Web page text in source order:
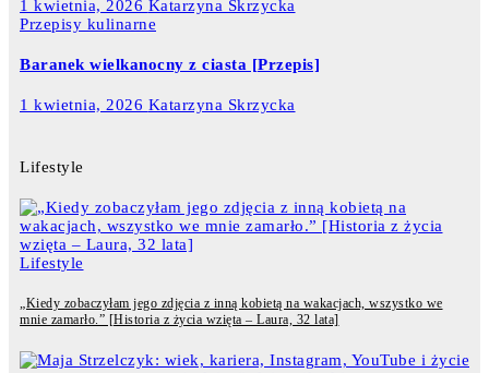
1 kwietnia, 2026 Katarzyna Skrzycka
Przepisy kulinarne
Baranek wielkanocny z ciasta [Przepis]
1 kwietnia, 2026 Katarzyna Skrzycka
Lifestyle
Lifestyle
„Kiedy zobaczyłam jego zdjęcia z inną kobietą na wakacjach, wszystko we
mnie zamarło.” [Historia z życia wzięta – Laura, 32 lata]